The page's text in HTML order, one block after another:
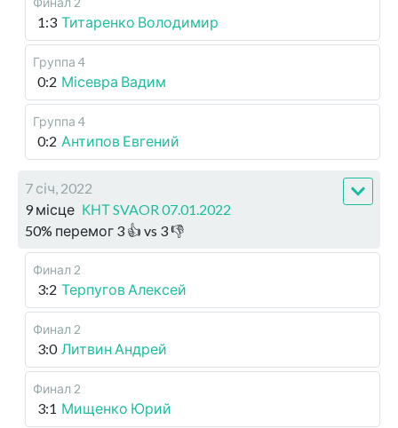
1:3 Титаренко Володимир
Группа 4
0:2 Місевра Вадим
Группа 4
0:2 Антипов Евгений
7 січ, 2022
9 місце КНТ SVAOR 07.01.2022
50% перемог 3 👍 vs 3👎
Финал 2
3:2 Терпугов Алексей
Финал 2
3:0 Литвин Андрей
Финал 2
3:1 Мищенко Юрий